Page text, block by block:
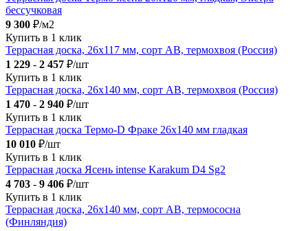
бессучковая
9 300 ₽/м2
Купить в 1 клик
Террасная доска, 26х117 мм, сорт АВ, термохвоя (Россия)
1 229 - 2 457 ₽/шт
Купить в 1 клик
Террасная доска, 26х140 мм, сорт АВ, термохвоя (Россия)
1 470 - 2 940 ₽/шт
Купить в 1 клик
Террасная доска Термо-D Фраке 26х140 мм гладкая
10 010 ₽/шт
Купить в 1 клик
Террасная доска Ясень intense Karakum D4 Sg2
4 703 - 9 406 ₽/шт
Купить в 1 клик
Террасная доска, 26х140 мм, сорт АВ, термососна
(Финляндия)